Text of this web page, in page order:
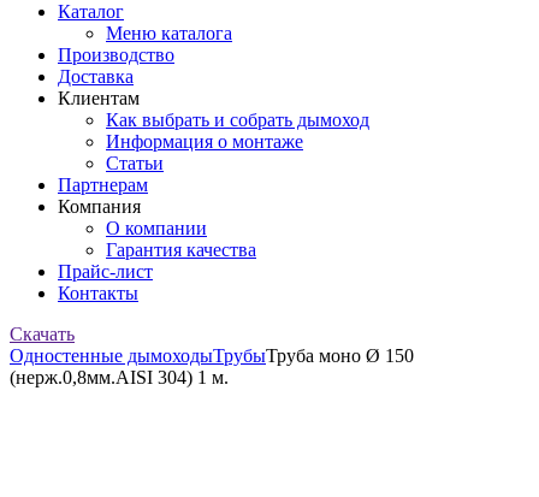
Каталог
Меню каталога
Производство
Доставка
Клиентам
Как выбрать и собрать дымоход
Информация о монтаже
Статьи
Партнерам
Компания
О компании
Гарантия качества
Прайс-лист
Контакты
Скачать
Одностенные дымоходыТрубыТруба моно Ø 150
(нерж.0,8мм.AISI 304) 1 м.